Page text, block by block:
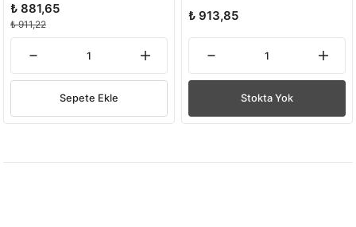
₺ 881,65
₺ 911,22
Sepete Ekle
₺ 913,85
Stokta Yok